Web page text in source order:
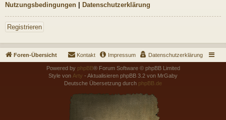
Nutzungsbedingungen | Datenschutzerklärung
Registrieren
Foren-Übersicht Datenschutzerklärung
Impressum
Kontakt
Powered by phpBB® Forum Software © phpBB Limited
Style von Arty - Aktualisieren phpBB 3.2 von MrGaby
Deutsche Übersetzung durch phpBB.de